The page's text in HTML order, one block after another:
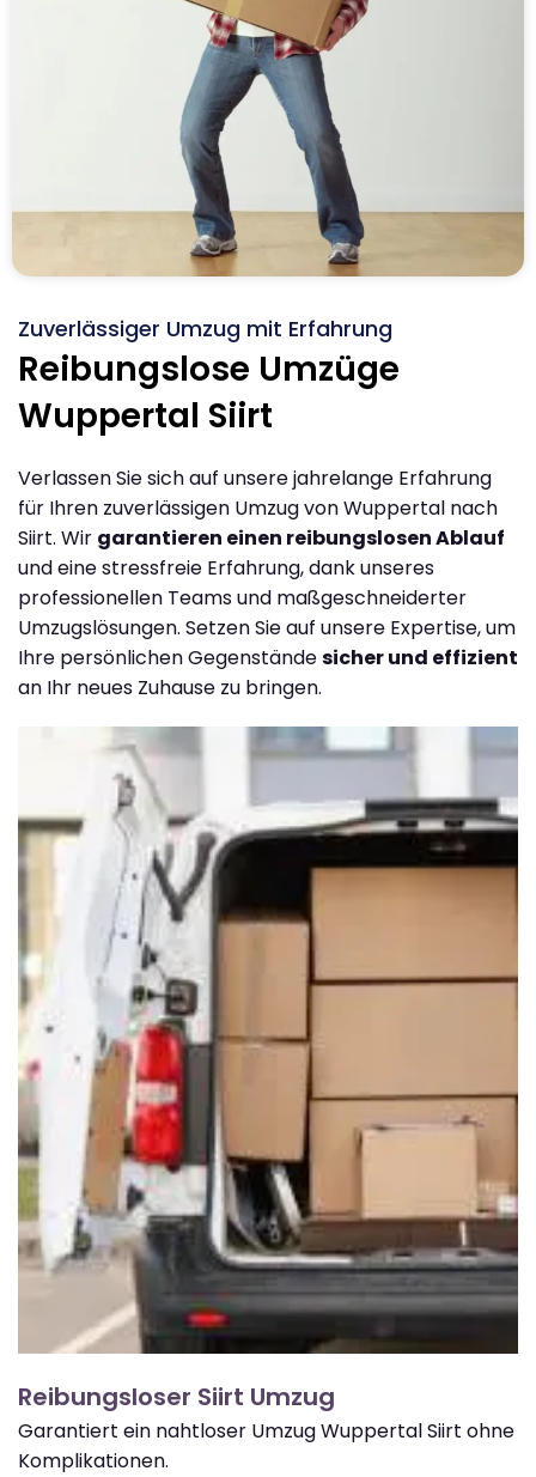
Zuverlässiger Umzug mit Erfahrung
Reibungslose Umzüge
Wuppertal Siirt
Verlassen Sie sich auf unsere jahrelange Erfahrung
für Ihren zuverlässigen Umzug von Wuppertal nach
Siirt. Wir garantieren einen reibungslosen Ablauf
und eine stressfreie Erfahrung, dank unseres
professionellen Teams und maßgeschneiderter
Umzugslösungen. Setzen Sie auf unsere Expertise, um
Ihre persönlichen Gegenständesicher und effizient
an Ihr neues Zuhause zu bringen.
Reibungsloser Siirt Umzug
Garantiert ein nahtloser Umzug Wuppertal Siirt ohne
Komplikationen.